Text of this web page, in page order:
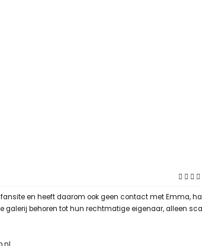
en heeft daarom ook geen contact met Emma,
galerij behoren tot hun rechtmatige eigenaar, alleen